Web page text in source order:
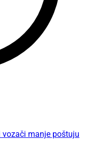
vozači manje poštuju